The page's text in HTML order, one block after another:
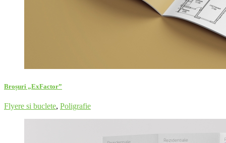
Broșuri „ExFactor”
Flyere si buclete, Poligrafie